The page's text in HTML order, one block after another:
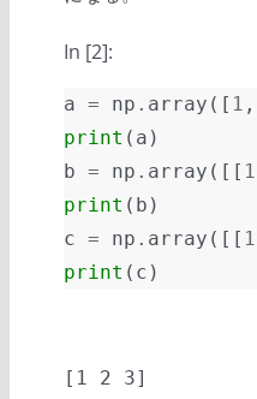
In [2]:
a = np . array ([ 1 ,
print ( a )
b = np . array ([[ 1
print ( b )
c = np . array ([[ 1
print ( c )
[1 2 3]